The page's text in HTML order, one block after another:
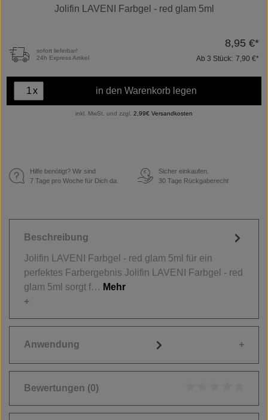
Jolifin LAVENI Farbgel - red glam 5ml
sofort lieferbar!
24h Express Artikel
8,95 €*
Ab 3 Stück: 7,90 €*
x in den Warenkorb legen
inkl. MwSt. und zzgl. 2,99€ Versandkosten
Hilfe benötigt? Wir sind
7 Tage pro Woche für Dich da.
€
Sicher einkaufen.
30 Tage Rückgaberecht
Beschreibung
Jolifin LAVENI Farbgel - red glam 5ml für ein
perfektes Farbergebnis Jolifin LAVENI Farbgel - red
glam 5ml sorgt f… Mehr
Anwendung
Bewertungen (0)